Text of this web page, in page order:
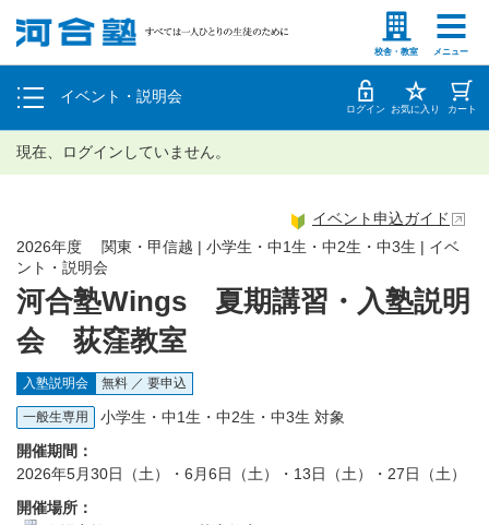
校舎・教室 メニュー
塾生の方 高等学校の先生
イベント・説明会
個別相談
体験授業 ログイン お気に入り カート
現在、ログインしていません。
河合塾Wings 夏期講習・入塾説明
会 荻窪教室
2026年度 関東・甲信越 | 小学生・中1生・中2生・中3生 | イベ
ント・説明会
イベント申込ガイド
入塾説明会 無料 ／ 要申込
一般生専用
小学生・中1生・中2生・中3生 対象
開催期間：
2026年5月30日（土）・6月6日（土）・13日（土）・27日（土）
開催場所：